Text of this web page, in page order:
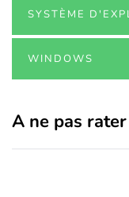
SYSTÈME
WINDOWS
A ne pas rater